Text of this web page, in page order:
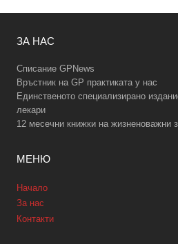
ЗА НАС
Списание GPNews
Връстник на GP практиката у нас
Единственото специализирано
лекари
12 месечни книжки на жизненоважни
МЕНЮ
Начало
За нас
Контакти